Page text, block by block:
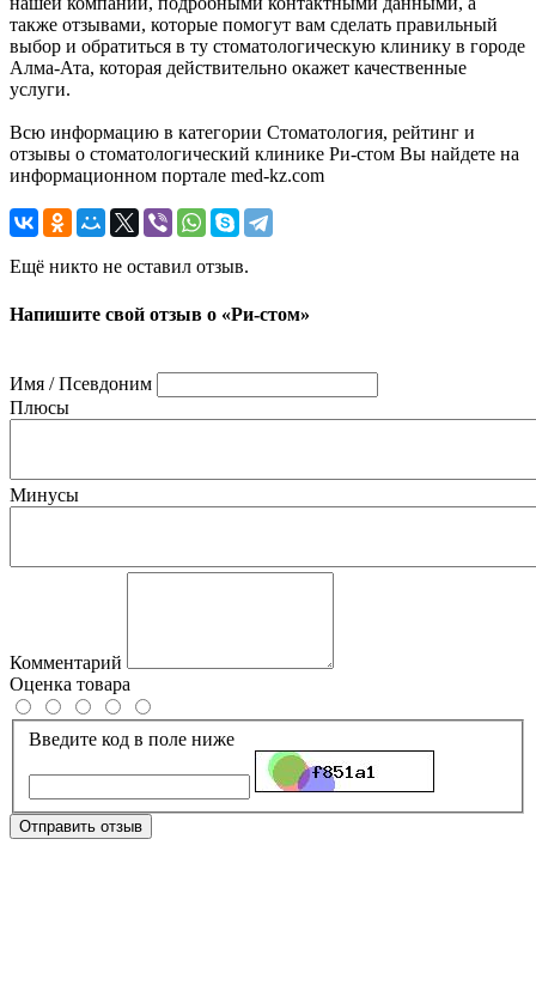
также отзывами, которые помогут вам сделать правильный
выбор и обратиться в ту стоматологическую клинику в городе
Алма-Ата, которая действительно окажет качественные
услуги.
Всю информацию в категории Стоматология, рейтинг и
отзывы о стоматологический клинике Ри-стом Вы найдете на
информационном портале med-kz.com
Ещё никто не оставил отзыв.
Напишите свой отзыв о «Ри-стом»
Имя / Псевдоним
Плюсы
Минусы
Комментарий
Оценка товара
Введите код в поле ниже
Отправить отзыв